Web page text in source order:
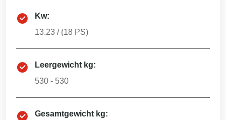
Kw:
13.23 / (18 PS)
Leergewicht kg:
530 - 530
Gesamtgewicht kg: